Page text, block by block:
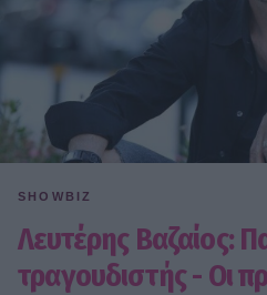
SHOWBIZ
Λευτέρης Βαζαίος:
τραγουδιστής - Οι